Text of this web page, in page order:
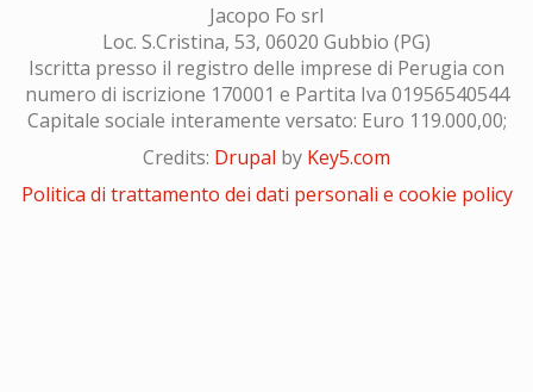
Jacopo Fo srl
Loc. S.Cristina, 53, 06020 Gubbio (PG)
Iscritta presso il registro delle imprese di Perugia con
numero di iscrizione 170001 e Partita Iva 01956540544
Capitale sociale interamente versato: Euro 119.000,00;
Credits: Drupal by Key5.com
Politica di trattamento dei dati personali e cookie policy